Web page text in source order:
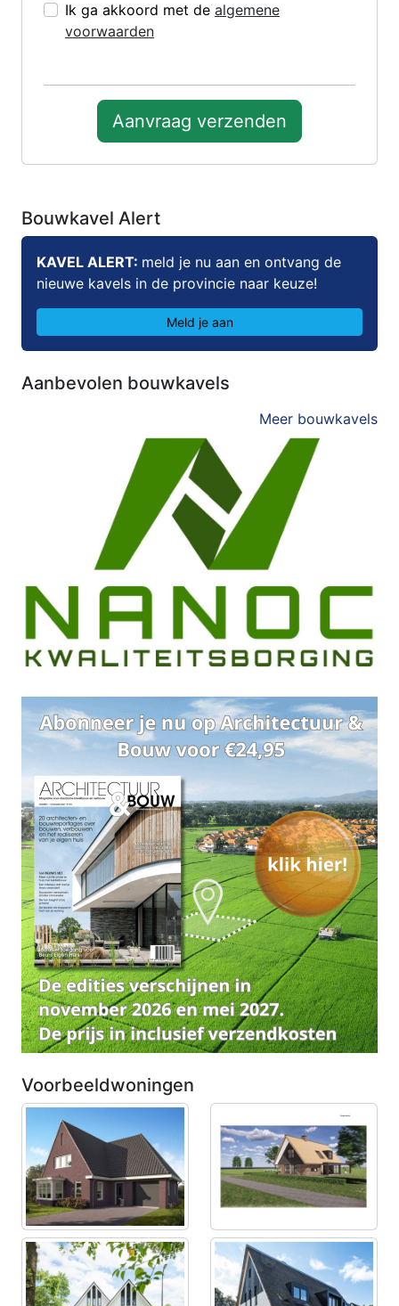
Ik ga akkoord met de algemene
voorwaarden
Aanvraag verzenden
Bouwkavel Alert
KAVEL ALERT: meld je nu aan en ontvang de
nieuwe kavels in de provincie naar keuze!
Meld je aan
Aanbevolen bouwkavels
Meer bouwkavels
Voorbeeldwoningen